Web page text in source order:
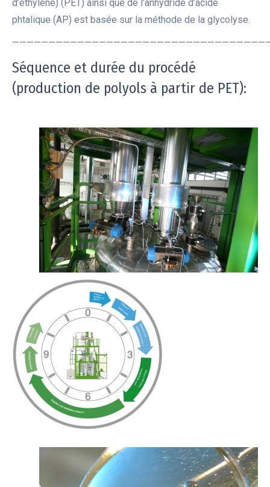
d’éthylène) (PET) ainsi que de l’anhydride d’acide
phtalique (AP) est basée sur la méthode de la glycolyse.
Séquence et durée du procédé
(production de polyols à partir de PET):